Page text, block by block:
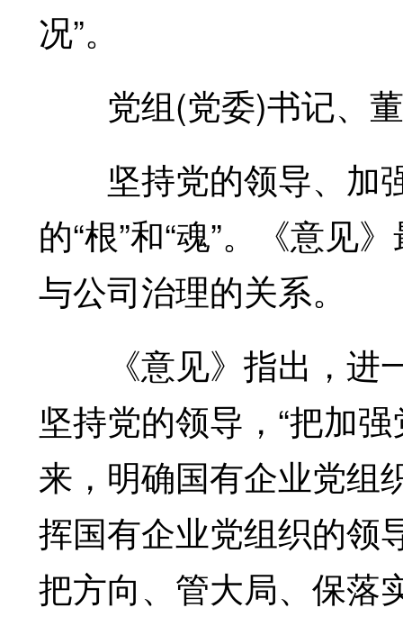
况”。
党组(党委)书记、董
坚持党的领导、加
的“根”和“魂”。《意见
与公司治理的关系。
《意见》指出，进
坚持党的领导，“把加
来，明确国有企业党组
挥国有企业党组织的领
把方向、管大局、保落